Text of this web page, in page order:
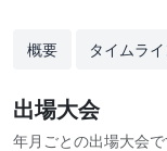
概要 タイムラ
出場大会
年月ごとの出場大会で